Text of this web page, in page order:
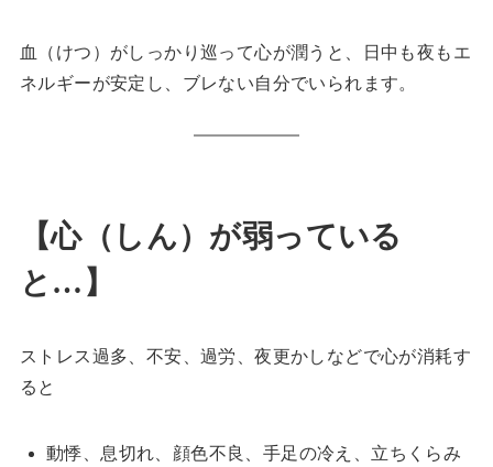
血（けつ）がしっかり巡って心が潤うと、日中も夜もエ
ネルギーが安定し、ブレない自分でいられます。
【心（しん）が弱っている
と…】
ストレス過多、不安、過労、夜更かしなどで心が消耗す
ると
動悸、息切れ、顔色不良、手足の冷え、立ちくらみ